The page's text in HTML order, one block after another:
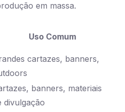
em massa.
Uso Comum
cartazes, banners,
banners, materiais
divulgação